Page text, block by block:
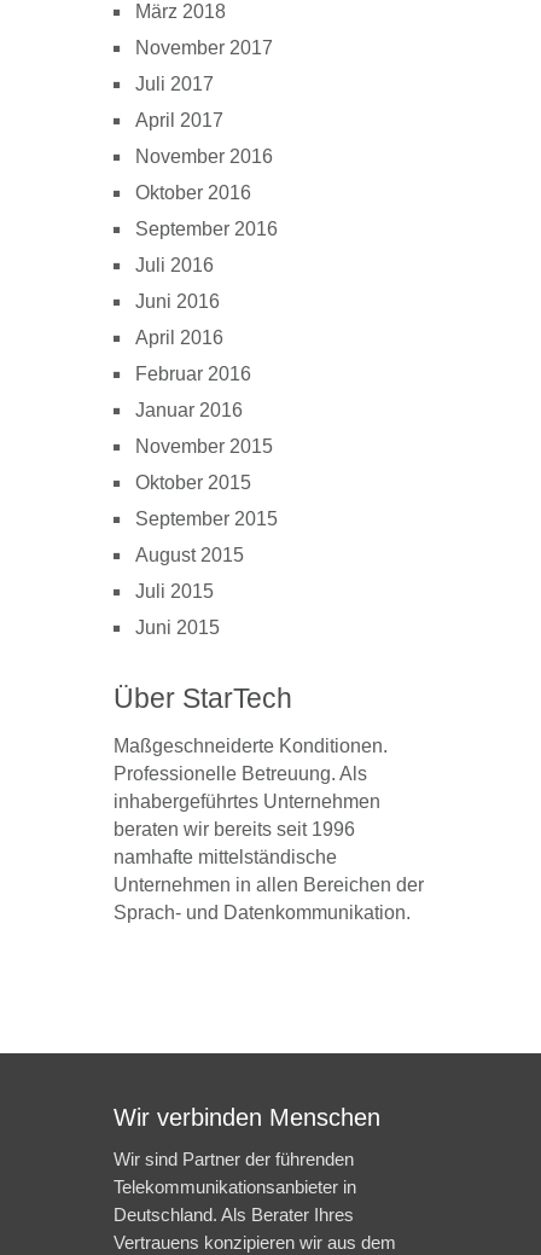
März 2018
November 2017
Juli 2017
April 2017
November 2016
Oktober 2016
September 2016
Juli 2016
Juni 2016
April 2016
Februar 2016
Januar 2016
November 2015
Oktober 2015
September 2015
August 2015
Juli 2015
Juni 2015
Über StarTech
Maßgeschneiderte Konditionen.
Professionelle Betreuung. Als
inhabergeführtes Unternehmen
beraten wir bereits seit 1996
namhafte mittelständische
Unternehmen in allen Bereichen der
Sprach- und Datenkommunikation.
Wir verbinden Menschen
Wir sind Partner der führenden
Telekommunikationsanbieter in
Deutschland. Als Berater Ihres
Vertrauens konzipieren wir aus dem